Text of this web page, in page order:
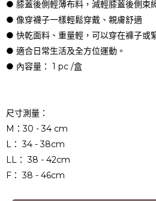
● 膝蓋後側輕薄布料，減輕膝蓋後側束
● 像穿襪子一樣輕鬆穿戴、親膚舒適
● 快乾面料、重量輕，可以穿在褲子或
● 適合日常生活及全方位運動。
● 內容量： 1 pc /盒
尺寸測量：
M：30 - 34 cm
L： 34 - 38cm
LL： 38 - 42cm
F： 38 - 46cm